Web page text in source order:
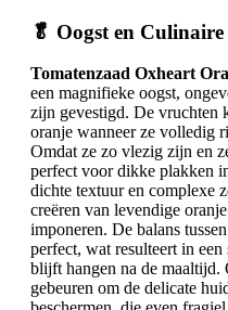
🥬 Oogst en
Tomatenzaad Oxheart
een magnifieke oogst,
zijn gevestigd. De vruchten
oranje wanneer ze volledig
Omdat ze zo vlezig zijn en
perfect voor dikke plakken
dichte textuur en complexe
creëren van levendige
imponeren. De balans
perfect, wat resulteert in
blijft hangen na de maaltijd.
gebeuren om de delicate